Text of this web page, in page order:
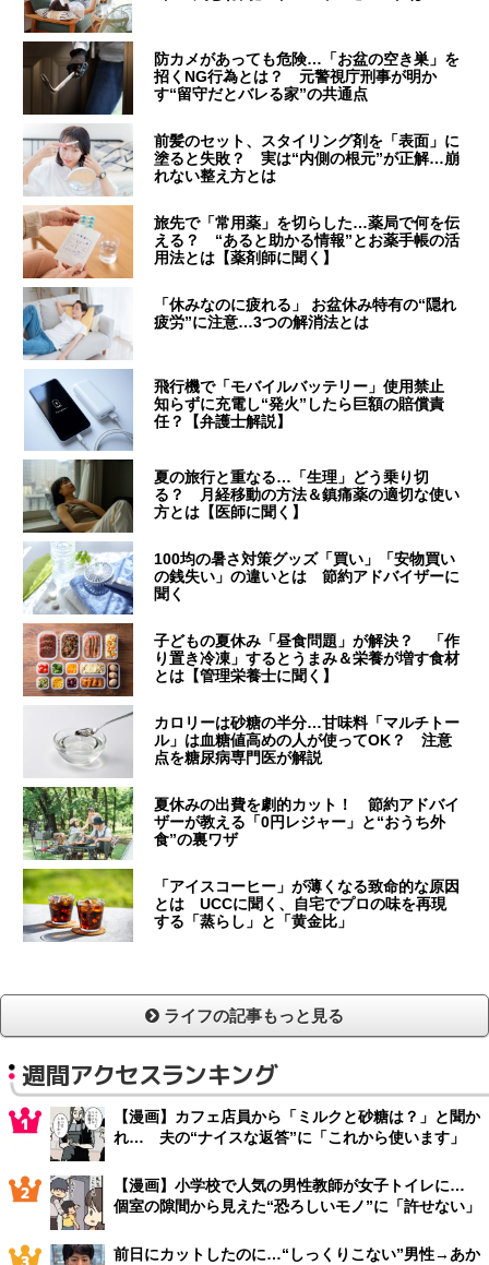
防カメがあっても危険…「お盆の空き巣」を
招くNG行為とは？ 元警視庁刑事が明か
す“留守だとバレる家”の共通点
前髪のセット、スタイリング剤を「表面」に
塗ると失敗？ 実は“内側の根元”が正解…崩
れない整え方とは
旅先で「常用薬」を切らした…薬局で何を伝
える？ “あると助かる情報”とお薬手帳の活
用法とは【薬剤師に聞く】
「休みなのに疲れる」 お盆休み特有の“隠れ
疲労”に注意…3つの解消法とは
飛行機で「モバイルバッテリー」使用禁止
知らずに充電し“発火”したら巨額の賠償責
任？【弁護士解説】
夏の旅行と重なる…「生理」どう乗り切
る？ 月経移動の方法＆鎮痛薬の適切な使い
方とは【医師に聞く】
100均の暑さ対策グッズ「買い」「安物買い
の銭失い」の違いとは 節約アドバイザーに
聞く
子どもの夏休み「昼食問題」が解決？ 「作
り置き冷凍」するとうまみ＆栄養が増す食材
とは【管理栄養士に聞く】
カロリーは砂糖の半分…甘味料「マルチトー
ル」は血糖値高めの人が使ってOK？ 注意
点を糖尿病専門医が解説
夏休みの出費を劇的カット！ 節約アドバイ
ザーが教える「0円レジャー」と“おうち外
食”の裏ワザ
「アイスコーヒー」が薄くなる致命的な原因
とは UCCに聞く、自宅でプロの味を再現
する「蒸らし」と「黄金比」
ライフの記事もっと見る
週間アクセスランキング
【漫画】カフェ店員から「ミルクと砂糖は？」と聞か
れ… 夫の“ナイスな返答”に「これから使います」
【漫画】小学校で人気の男性教師が女子トイレに…
個室の隙間から見えた“恐ろしいモノ”に「許せない」
前日にカットしたのに…“しっくりこない”男性→あか